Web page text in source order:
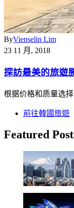
ByVienselin Lim
23 11 月, 2018
探訪最美的旅遊
根据价格和质量选
前往韓國旅遊
Featured